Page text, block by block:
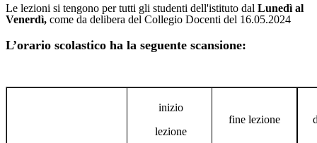
Le lezioni si tengono per tutti gli studenti dell'istituto dal Lunedì al
Venerdì, come da delibera del Collegio Docenti del 16.05.2024
L’orario scolastico ha la seguente scansione:
inizio
lezione
fine lezione